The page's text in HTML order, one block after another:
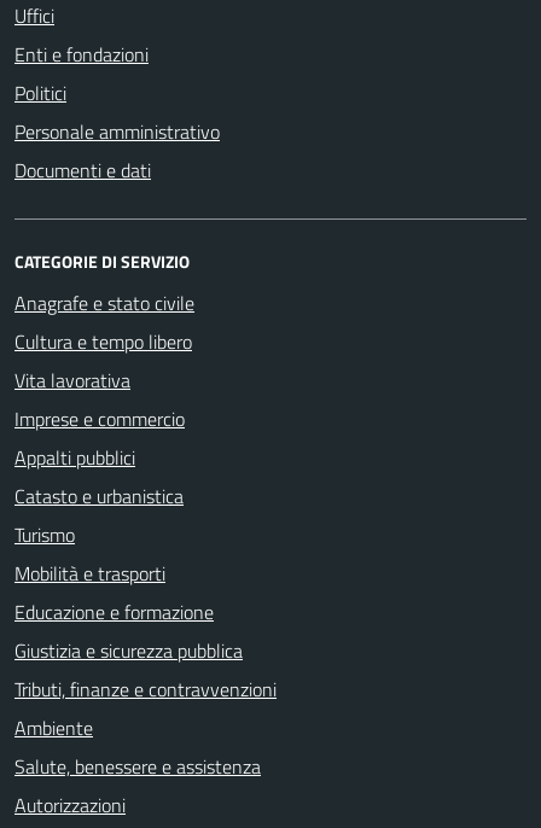
Uffici
Enti e fondazioni
Politici
Personale amministrativo
Documenti e dati
CATEGORIE DI SERVIZIO
Anagrafe e stato civile
Cultura e tempo libero
Vita lavorativa
Imprese e commercio
Appalti pubblici
Catasto e urbanistica
Turismo
Mobilità e trasporti
Educazione e formazione
Giustizia e sicurezza pubblica
Tributi, finanze e contravvenzioni
Ambiente
Salute, benessere e assistenza
Autorizzazioni